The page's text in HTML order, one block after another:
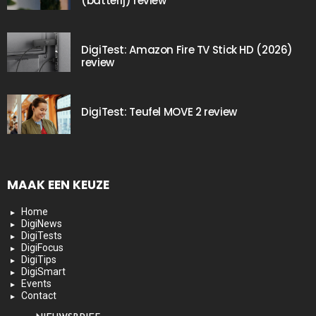
DigiTest: Amazon Fire TV Stick HD (2026)
review
DigiTest: Teufel MOVE 2 review
MAAK EEN KEUZE
Home
DigiNews
DigiTests
DigiFocus
DigiTips
DigiSmart
Events
Contact